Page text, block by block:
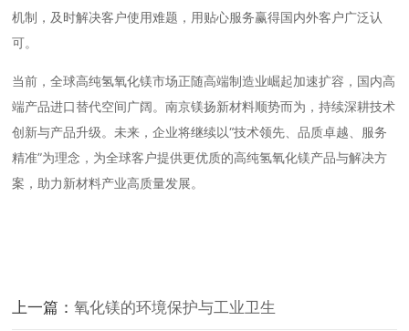
机制，及时解决客户使用难题，用贴心服务赢得国内外客户广泛认
可。
当前，全球高纯氢氧化镁市场正随高端制造业崛起加速扩容，国内高
端产品进口替代空间广阔。南京镁扬新材料顺势而为，持续深耕技术
创新与产品升级。未来，企业将继续以“技术领先、品质卓越、服务
精准”为理念，为全球客户提供更优质的高纯氢氧化镁产品与解决方
案，助力新材料产业高质量发展。
上一篇：氧化镁的环境保护与工业卫生